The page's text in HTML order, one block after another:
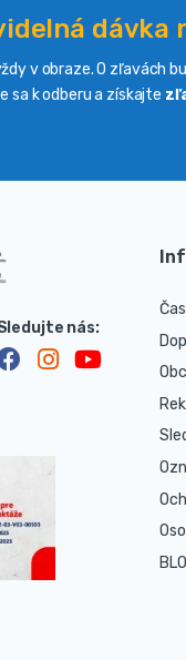
dávka
v obraze. O zľavách
sa k odberu a získajte